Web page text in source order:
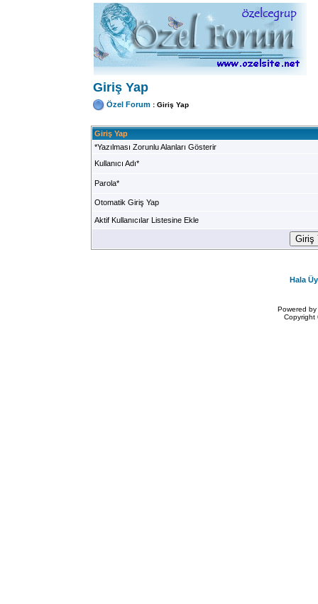
Giriş Yap
Özel Forum: Giriş Yap
Giriş Yap
*Yazılması Zorunlu Alanları Gösterir
Kullanıcı Adı*
Parola*
Otomatik Giriş Yap
Aktif Kullanıcılar Listesine Ekle
Hala
Powered by